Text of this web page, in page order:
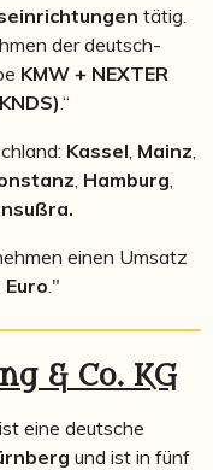
tätig.
der deutsch-
KMW + NEXTER
.“
Kassel Mainz
Hamburg
einen Umsatz
."
& Co. KG
ist eine deutsche
und ist in fünf